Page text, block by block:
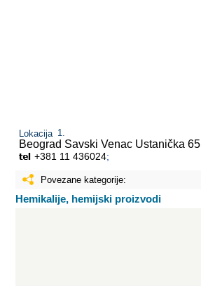
Lokacija
Beograd Savski Venac Ustanička 65
+381 11 436024;
Povezane kategorije:
Hemikalije, hemijski proizvodi